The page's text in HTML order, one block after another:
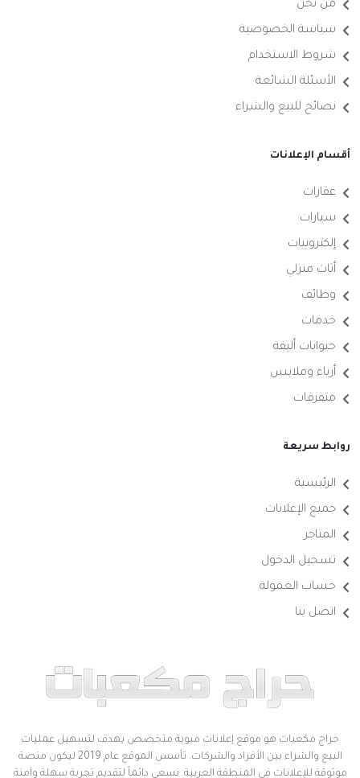
من نحن
سياسة الخصوصية
شروط الاستخدام
الأسئلة الشائعة
نصائح للبيع والشراء
أقسام الإعلانات
عقارات
سيارات
إلكترونيات
أثاث منزلي
وظائف
خدمات
حيوانات أليفة
أزياء وملابس
متفرقات
روابط سريعة
الرئيسية
جميع الإعلانات
المتاجر
تسجيل الدخول
حساب العمولة
اتصل بنا
حراج مكعبات هو موقع إعلانات مبوبة متخصص يهدف لتسهيل عمليات
البيع والشراء بين الأفراد والشركات. تأسس الموقع عام 2019 ليكون منصة
موثوقة للإعلانات في المنطقة العربية. نسعى دائماً لتقديم تجربة سهلة وآمنة